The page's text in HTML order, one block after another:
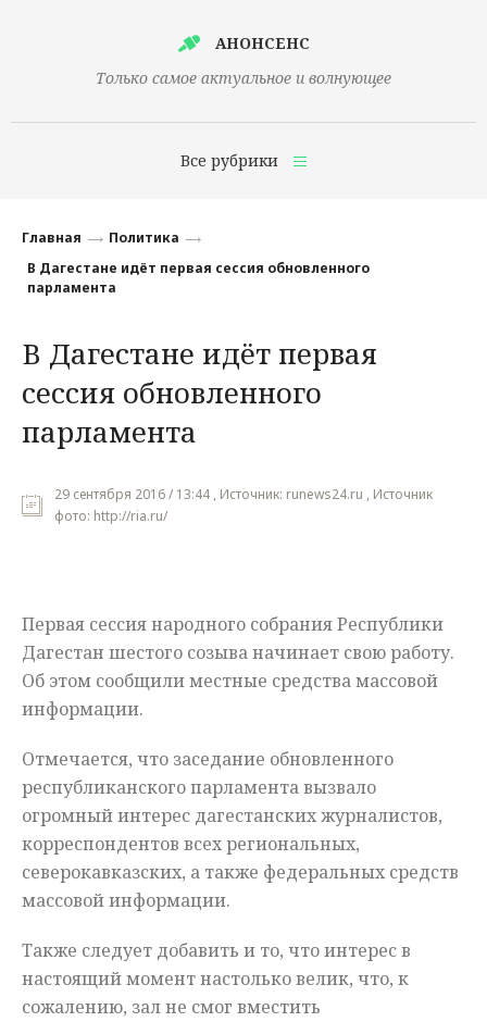
АНОНСЕНС
Только самое актуальное и волнующее
Все рубрики
Финансы
Наука
Культура
Общество
Мнения
Главная
Политика
В Дагестане идёт первая сессия обновленного
парламента
В Дагестане идёт первая
сессия обновленного
парламента
29 сентября 2016 / 13:44 , Источник: runews24.ru , Источник
фото: http://ria.ru/
Первая сессия народного собрания Республики
Дагестан шестого созыва начинает свою работу.
Об этом сообщили местные средства массовой
информации.
Отмечается, что заседание обновленного
республиканского парламента вызвало
огромный интерес дагестанских журналистов,
корреспондентов всех региональных,
северокавказских, а также федеральных средств
массовой информации.
Также следует добавить и то, что интерес в
настоящий момент настолько велик, что, к
сожалению, зал не смог вместить